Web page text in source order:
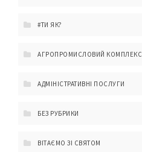
#ТИ ЯК?
АГРОПРОМИСЛОВИЙ КОМПЛЕКС
АДМІНІСТРАТИВНІ ПОСЛУГИ
БЕЗ РУБРИКИ
ВІТАЄМО ЗІ СВЯТОМ